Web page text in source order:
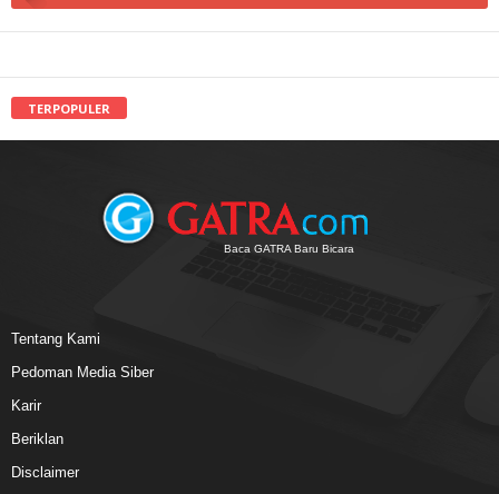
TERPOPULER
Baca GATRA Baru Bicara
Tentang Kami
Pedoman Media Siber
Karir
Beriklan
Disclaimer